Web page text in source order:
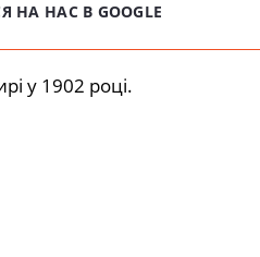
НА НАС В GOOGLE
у 1902 році.